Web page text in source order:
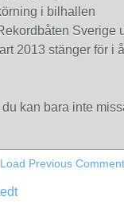
i bilhallen
Sverige
stänger för i
kan bara inte
Load Previous